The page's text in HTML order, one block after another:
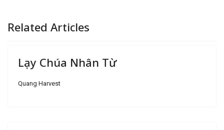
Related Articles
Lạy Chúa Nhân Từ
Quang Harvest